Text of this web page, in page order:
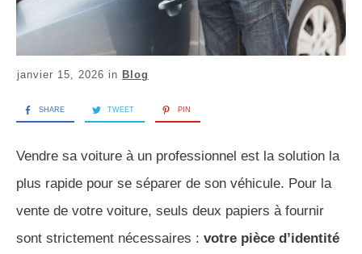
janvier 15, 2026 in Blog
SHARE TWEET PIN
Vendre sa voiture à un professionnel est la solution la
plus rapide pour se séparer de son véhicule. Pour la
vente de votre voiture, seuls deux papiers à fournir
sont strictement nécessaires : votre pièce d’identité